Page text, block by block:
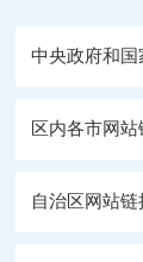
中央政府和
区内各市网站
自治区网站链